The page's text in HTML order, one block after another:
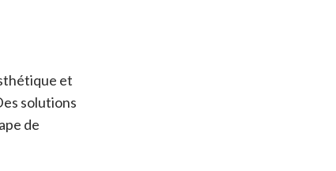
et
solutions
de